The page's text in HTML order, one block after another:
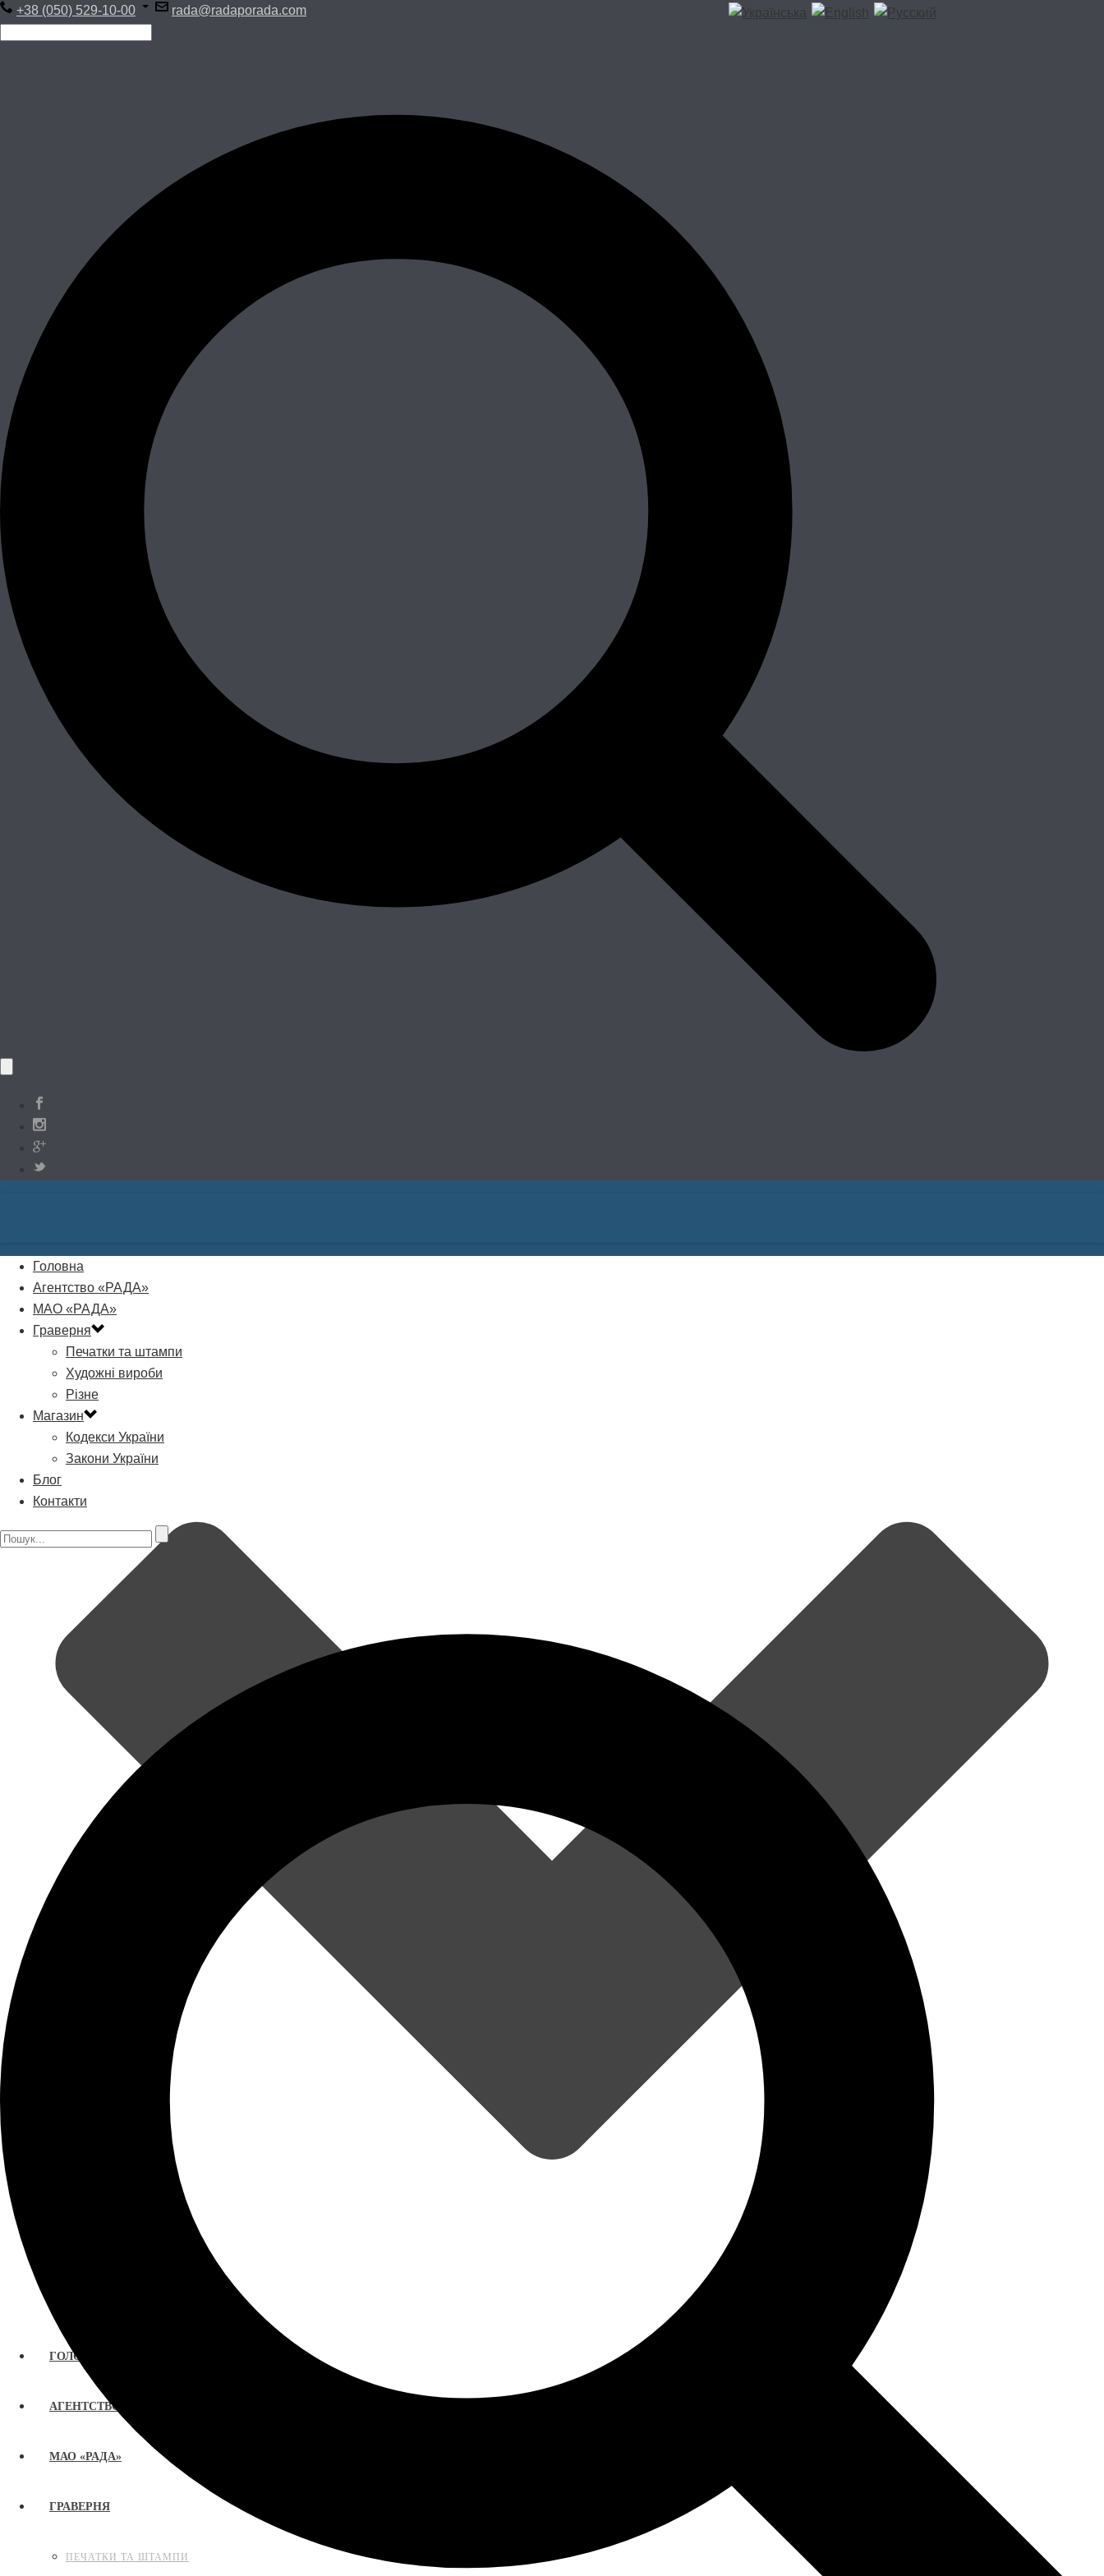
+38 (050) 529-10-00 rada@radaporada.com
ГОЛОВНА
АГЕНТСТВО «РАДА»
МАО «РАДА»
ГРАВЕРНЯ
ПЕЧАТКИ ТА ШТАМПИ
Головна
Агентство «РАДА»
МАО «РАДА»
Граверня
Печатки та штампи
Художні вироби
Різне
Магазин
Кодекси України
Закони України
Блог
Контакти